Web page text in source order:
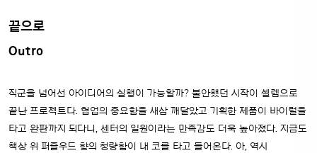
끝으로
Outro
직군을 넘어선 아이디어의 실행이 가능할까? 불안했던 시작이 셀렘으로
끝난 프로젝트다. 협업의 중요함을 새삼 깨달았고 기획한 제품이 바이럴을
타고 완판까지 되다니, 센터의 일원이라는 만족감도 더욱 높아졌다. 지금도
책상 위 퍼즐우드 향의 청량함이 내 코를 타고 들어온다. 아, 역시